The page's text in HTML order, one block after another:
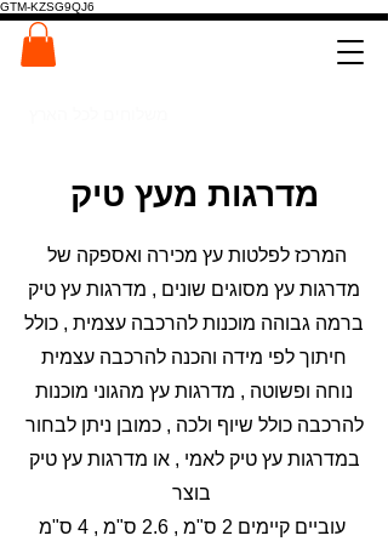
GTM-KZSG9QJ6
מדרגות מעץ טיק
המרכז לפלטות עץ מכירה ואספקה של
מדרגות עץ מסוגים שונים , מדרגות עץ טיק
ברמה גבוהה מוכנות להרכבה עצמית , כולל
חיתוך לפי מידה והכנה להרכבה עצמית
נוחה ופשוטה , מדרגות עץ מהגוני מוכנות
להרכבה כולל שיוף ולכה , כמובן ניתן לבחור
במדרגות עץ טיק לאמי , או מדרגות עץ טיק
עוביים קיימים 2 ס"מ , 2.6 ס"מ , 4 ס"מ